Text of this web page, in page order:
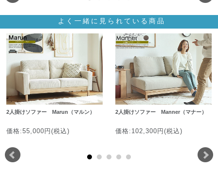
よく一緒に見られている商品
2人掛けソファー Marun（マルン）
価格:55,000円(税込)
2人掛けソファー Manner（マナー）
価格:102,300円(税込)